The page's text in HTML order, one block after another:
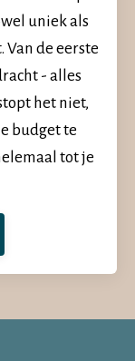
uniek als
Van de eerste
- alles
het niet,
budget te
tot je